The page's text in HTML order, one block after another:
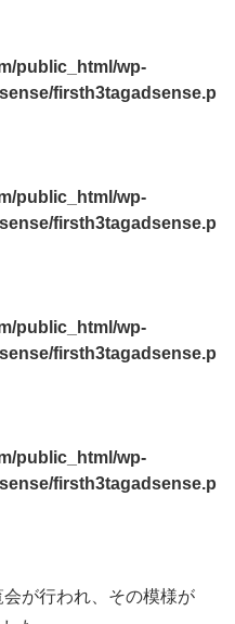
public_html/wp-
firsth3tagadsense.p
public_html/wp-
firsth3tagadsense.p
public_html/wp-
firsth3tagadsense.p
public_html/wp-
firsth3tagadsense.p
が行われ、その模様が